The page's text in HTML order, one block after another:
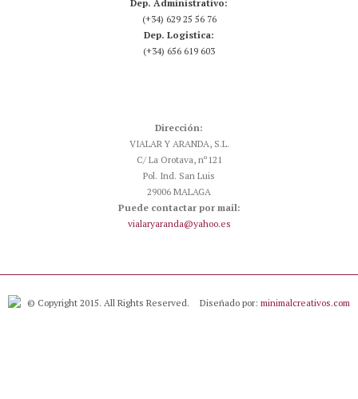
Dep. Administrativo:
(+34) 629 25 56 76
Dep. Logistica:
(+34) 656 619 603
Dirección:
VIALAR Y ARANDA, S.L.
C/ La Orotava, nº121
Pol. Ind. San Luis
29006 MALAGA
Puede contactar por mail:
vialaryaranda@yahoo.es
© Copyright 2015. All Rights Reserved. Diseñado por: minimalcreativos.com